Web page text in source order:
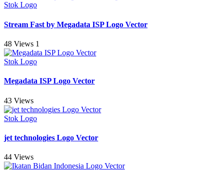
Stok Logo
Stream Fast by Megadata ISP Logo Vector
48 Views 1
Stok Logo
Megadata ISP Logo Vector
43 Views
Stok Logo
jet technologies Logo Vector
44 Views